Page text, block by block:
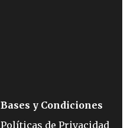
Bases y Condiciones
Políticas de Privacidad